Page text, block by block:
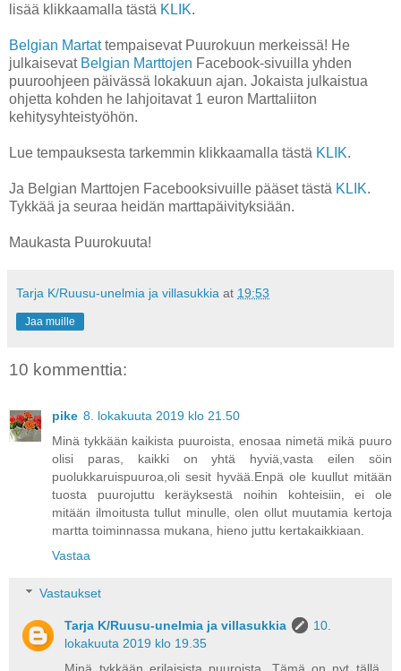
lisää klikkaamalla tästä KLIK.
Belgian Martattempaisevat Puurokuun merkeissä! He
julkaisevat Belgian Marttojen Facebook-sivuilla yhden
puuroohjeen päivässä lokakuun ajan. Jokaista julkaistua
ohjetta kohden he lahjoitavat 1 euron Marttaliiton
kehitysyhteistyöhön.
Lue tempauksesta tarkemmin klikkaamalla tästä KLIK.
Ja Belgian Marttojen Facebooksivuille pääset tästä KLIK.
Tykkää ja seuraa heidän marttapäivityksiään.
Maukasta Puurokuuta!
Tarja K/Ruusu-unelmia ja villasukkia at 19:53
Jaa muille
10 kommenttia:
pike 8. lokakuuta 2019 klo 21.50
Minä tykkään kaikista puuroista, enosaa nimetä mikä puuro
olisi paras, kaikki on yhtä hyviä,vasta eilen söin
puolukkaruispuuroa,oli sesit hyvää.Enpä ole kuullut mitään
tuosta puurojuttu keräyksestä noihin kohteisiin, ei ole
mitään ilmoitusta tullut minulle, olen ollut muutamia kertoja
martta toiminnassa mukana, hieno juttu kertakaikkiaan.
Vastaa
Vastaukset
Tarja K/Ruusu-unelmia ja villasukkia
10.
lokakuuta 2019 klo 19.35